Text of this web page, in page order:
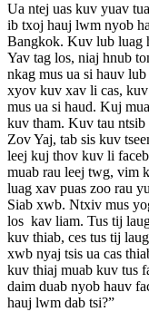
Ua ntej uas kuv yuav
ib txoj hauj lwm nyob
Bangkok. Kuv lub luag
Yav tag los, niaj hnub
nkag mus ua si hauv lub
xyov kuv xav li cas,
mus ua si haud. Kuj
kuv tham. Kuv tau
Zov Yaj, tab sis kuv
leej kuj thov kuv li
muab rau leej twg, vim
luag xav puas zoo rau
Siab xwb. Ntxiv mus
los kav liam. Tus tij
kuv thiab, ces tus tij
xwb nyaj tsis ua cas
kuv thiaj muab kuv tus
daim duab nyob hauv
hauj lwm dab tsi?”